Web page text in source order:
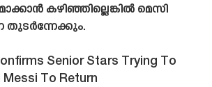
കഴിഞ്ഞില്ലെങ്കിൽ മെസി
തുടർന്നേക്കും.
Senior Stars Trying To
To Return